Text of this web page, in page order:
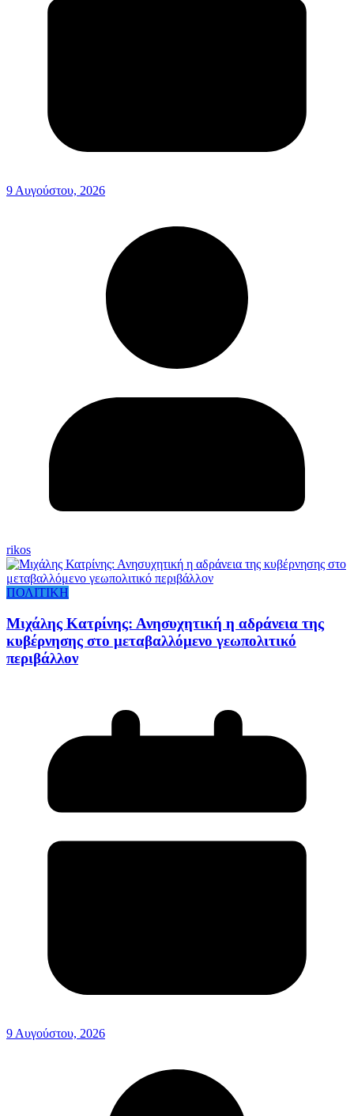
9 Αυγούστου, 2026
rikos
ΠΟΛΙΤΙΚΗ
Μιχάλης Κατρίνης: Ανησυχητική η αδράνεια της
κυβέρνησης στο μεταβαλλόμενο γεωπολιτικό
περιβάλλον
9 Αυγούστου, 2026